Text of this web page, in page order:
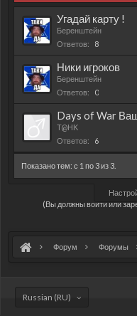
Угадай карту !
Беренштейн
Ответов:
8
Ники игроков
Беренштейн
Ответов:
0
Days of War
T@HK
Ответов:
6
Показано тем: с 1 по 3 из 3.
(Вы должны войти или
Форум Форумы
Russian (RU)